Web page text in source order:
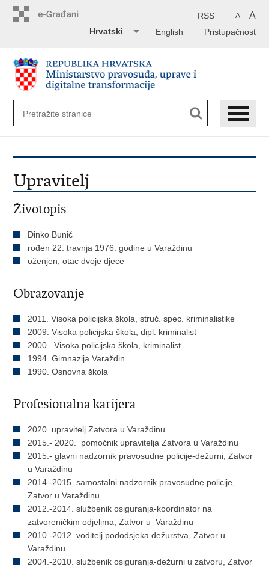
A A
RSS
Pristupačnost
English
Hrvatski
Upravitelj
Životopis
Dinko Bunić
rođen 22. travnja 1976. godine u Varaždinu
oženjen, otac dvoje djece
Obrazovanje
2011. Visoka policijska škola, struč. spec. kriminalistike
2009. Visoka policijska škola, dipl. kriminalist
2000. Visoka policijska škola, kriminalist
1994. Gimnazija Varaždin
1990. Osnovna škola
Profesionalna karijera
2020. upravitelj Zatvora u Varaždinu
2015.- 2020. pomoćnik upravitelja Zatvora u Varaždinu
2015.- glavni nadzornik pravosudne policije-dežurni, Zatvor
u Varaždinu
2014.-2015. samostalni nadzornik pravosudne policije,
Zatvor u Varaždinu
2012.-2014. službenik osiguranja-koordinator na
zatvoreničkim odjelima, Zatvor u Varaždinu
2010.-2012. voditelj pododsjeka dežurstva, Zatvor u
Varaždinu
2004.-2010. službenik osiguranja-dežurni u zatvoru, Zatvor